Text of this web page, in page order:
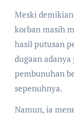
Meski
korban masih
hasil putusan
dugaan
pembunuhan
sepenuhnya.
Namun, ia